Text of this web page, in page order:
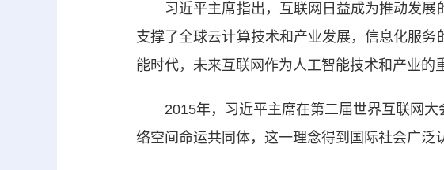
习近平主席指出，互联网日益成为推动发展
支撑了全球云计算技术和产业发展，信息化服
能时代，未来互联网作为人工智能技术和产业的
2015年，习近平主席在第二届世界互联网大会
络空间命运共同体，这一理念得到国际社会广泛